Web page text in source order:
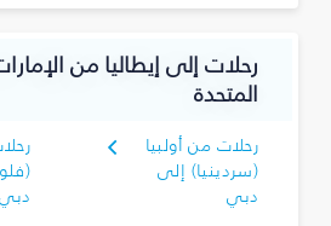
رحلات إلى إيطاليا من
المتحدة
رحلات من أولبيا
(سردينيا) إلى
دبي
دبي